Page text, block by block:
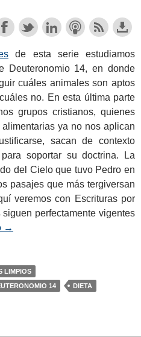
de esta serie estudiamos
Deuteronomio 14, en donde
cuáles animales son aptos
no. En esta última parte
grupos cristianos, quienes
ya no nos aplican
sacan de contexto
soportar su doctrina. La
del Cielo que tuvo Pedro en
pasajes que más tergiversan
veremos con Escrituras por
perfectamente vigentes
La Dieta Bíblica (Parte 3)
→
LIMPIOS
14
DIETA